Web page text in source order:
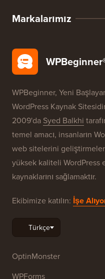
Markalarımız
WPBeginner, Yeni
WordPress Kaynak
2009'da Syed Balkhi
temel amacı, insanların
web sitelerini
yüksek kaliteli
kaynaklarını sağlamaktır.
Ekibimize katılın: İşe
OptinMonster
WPForms